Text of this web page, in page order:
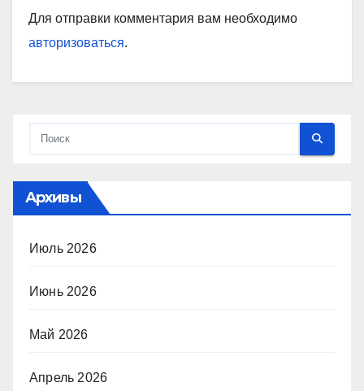
Для отправки комментария вам необходимо
авторизоваться.
Архивы
Июль 2026
Июнь 2026
Май 2026
Апрель 2026